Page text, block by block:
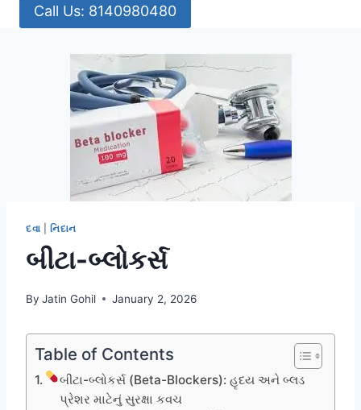
Call Us: 8140980480
દવા નિદાન
બીટા-બ્લોકર્સ
By Jatin Gohil January 2, 2026
Table of Contents
બીટા-બ્લોકર્સ (Beta-Blockers): હૃદય અને બ્લડ
પ્રેશર માટેનું સુરક્ષા કવચ